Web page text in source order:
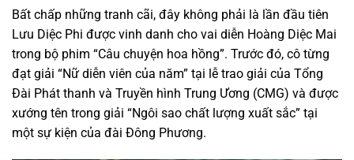
Bất chấp những tranh cãi, đây không phải là lần đầu tiên
Lưu Diệc Phi được vinh danh cho vai diễn Hoàng Diệc Mai
trong bộ phim “Câu chuyện hoa hồng”. Trước đó, cô từng
đạt giải “Nữ diễn viên của năm” tại lễ trao giải của Tổng
Đài Phát thanh và Truyền hình Trung Ương (CMG) và được
xướng tên trong giải “Ngôi sao chất lượng xuất sắc” tại
một sự kiện của đài Đông Phương.